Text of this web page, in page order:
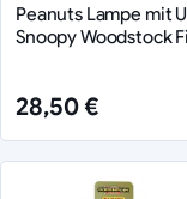
Peanuts Lampe mit
Snoopy Woodstock
28,50 €